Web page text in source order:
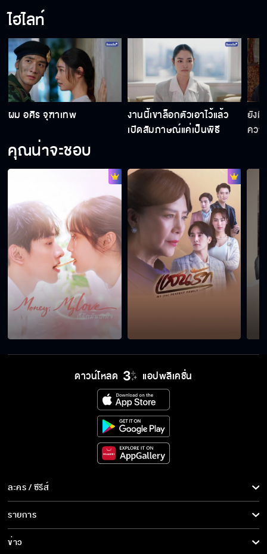
ใกล้แล้วฟ้า ใกล้จะได้หอนแล้ว
ถ้าเป็นลูกคนเดียวก็ไม่ต้องเสียสละให้ใคร
ผมไม่ได้หวงไวน์ แต่ผมห่วงคุณ
อยากจะเป็นผู้หญิงแบบเพียงขวัญงั้นเหรอ
มีเรื่องไม่สบายใจก็บอกกันเถอะ ผมเป็นห่วง
มันจะจับแม่ส่งตำรวจ ทำไมต้องทำกันขนาดนี้
ด้วย
เหมือนฝัน
ไฮไลท์
ผม อศิร จุฑาเทพ
งานนี้เขาล็อกตัวเอาไว้แล้ว
เปิดสัมภาษณ์แค่เป็นพิธี
ยังมี
คว
คุณน่าจะชอบ
ดาวน์โหลด แอปพลิเคชั่น
ละคร / ซีรีส์
ละคร/ซีรีส์
ซีรีส์นานาชาติ
รายการ
รายการทั้งหมด
ข่าว